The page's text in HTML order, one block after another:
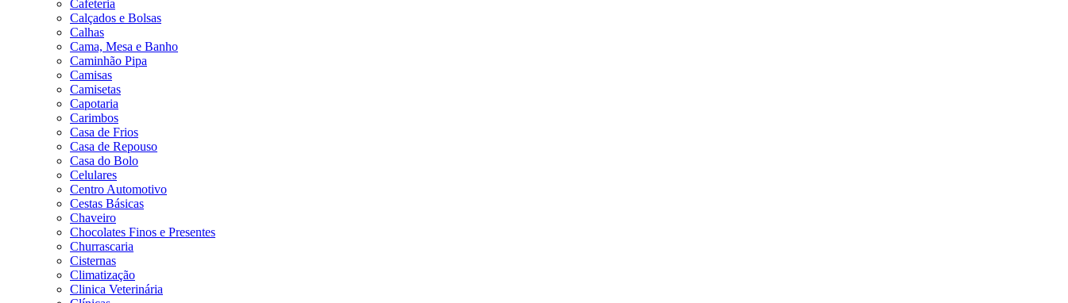
Cafeteria
Calçados e Bolsas
Calhas
Cama, Mesa e Banho
Caminhão Pipa
Camisas
Camisetas
Capotaria
Carimbos
Casa de Frios
Casa de Repouso
Casa do Bolo
Celulares
Centro Automotivo
Cestas Básicas
Chaveiro
Chocolates Finos e Presentes
Churrascaria
Cisternas
Climatização
Clinica Veterinária